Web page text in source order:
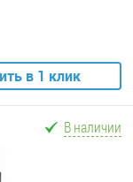
в 1 клик
В наличии